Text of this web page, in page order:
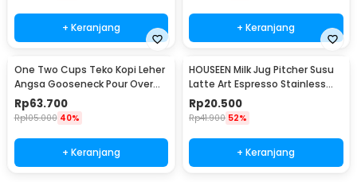
+ Keranjang + Keranjang
One Two Cups Teko Kopi Leher
Angsa Gooseneck Pour Over
Drip Kettle 350ml - AA049
Rp63.700
Rp105.000 40%
+ Keranjang
HOUSEEN Milk Jug Pitcher Susu
Latte Art Espresso Stainless
Steel 55ml - DL060
Rp20.500
Rp41.900 52%
+ Keranjang